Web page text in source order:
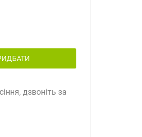
дзвоніть за